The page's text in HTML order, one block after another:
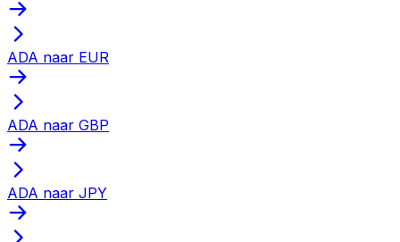
ADA naar EUR
ADA naar GBP
ADA naar JPY